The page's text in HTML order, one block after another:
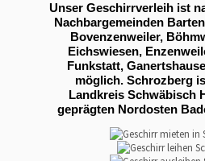
Unser Geschirrverleih ist
Nachbargemeinden
Bovenzenweiler,
Eichswiesen,
Funkstatt,
möglich. Schrozberg
Landkreis Schwäbisch
geprägten Nordosten